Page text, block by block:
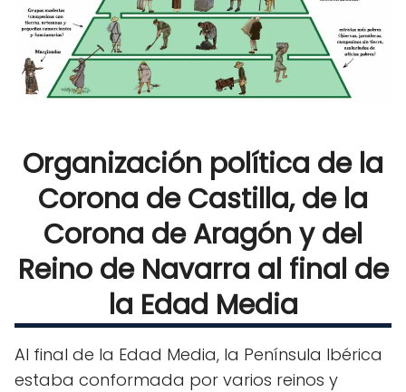
Organización política de la
Corona de Castilla, de la
Corona de Aragón y del
Reino de Navarra al final de
la Edad Media
Al final de la Edad Media, la Península Ibérica
estaba conformada por varios reinos y